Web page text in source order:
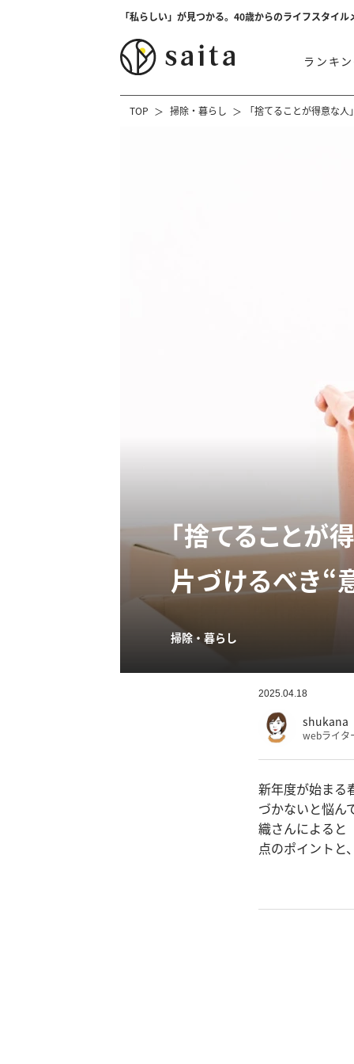
「私らしい」が見つかる。40歳からのライフスタイル
ランキ
TOP 掃除・暮らし 「捨てることが得意な
「捨てること
片づけるべき“
掃除・暮らし
2025.04.18
shukana
webライタ
新年度が始まる
づかないと悩ん
織さんによると
点のポイントと